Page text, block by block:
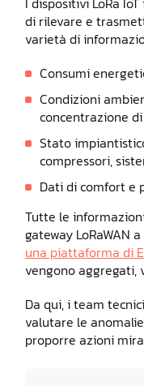
di rilevare e
varietà di
Consumi
Condizioni
concentrazione di
Stato
compressori,
Dati di comfort e
Tutte le
gateway LoRaWAN a
una piattaforma di
vengono aggregati,
Da qui, i team
valutare le
proporre azioni